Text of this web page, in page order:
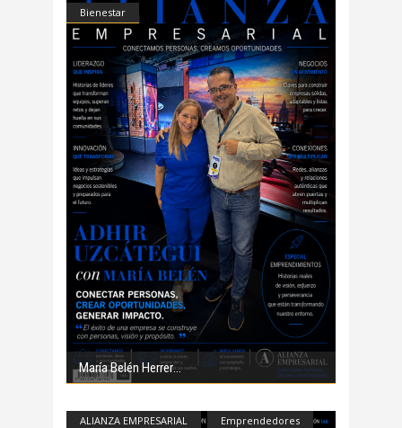
Bienestar
María Belén Herrer
ALIANZA EMPRESARIAL
Emprendedores